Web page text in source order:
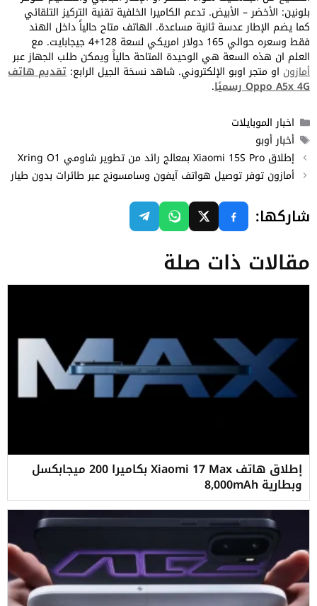
بلونين: الأخضر – الأبيض. تدعم الكاميرا الخلفية تقنية التركيز التلقائي
كما يضم الإطار عدسة ثانية مساعدة. الهاتف متاح حالياً داخل الهند
فقط وسعره حوالي 165 دولار امريكي لسعة 128+4 جيجابايت. مع
العلم ان هذه السعة هي الوحيدة المتاحة حالياً ويمكن طلب الجهاز عبر
أمازون او متجر اوبو الإلكتروني. شاهد نسخة الجيل الرابع: تقديم هاتف
Oppo A5x 4G رسميًا
.
التصنيفات
اخبار الموبايلات
الوسوم
أخبار أوبو
إطلاق Xiaomi 15S Pro بمعالج رائد من تطوير شاومي Xring O1
أمازون توفر توصيل هواتف آيفون وسامسونج عبر طائرات بدون طيار
شاركها:
مقالات ذات صلة
إطلاق هاتف Xiaomi 17 Max بكاميرا 200 ميجابكسل
وبطارية 8,000mAh